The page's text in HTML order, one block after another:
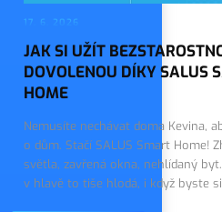
17. 6. 2026
JAK SI UŽÍT
DOVOLENOU DÍKY SALUS
HOME
Nemusíte nechávat doma Kevina,
o dům. Stačí SALUS Smart Home!
světla, zavřená okna, nehlídaný
v hlavě to tiše hlodá, i když byste